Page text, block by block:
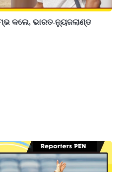
କଲେ, ଭାରତ-ନ୍ୟୁଜଲାଣ୍ଡ